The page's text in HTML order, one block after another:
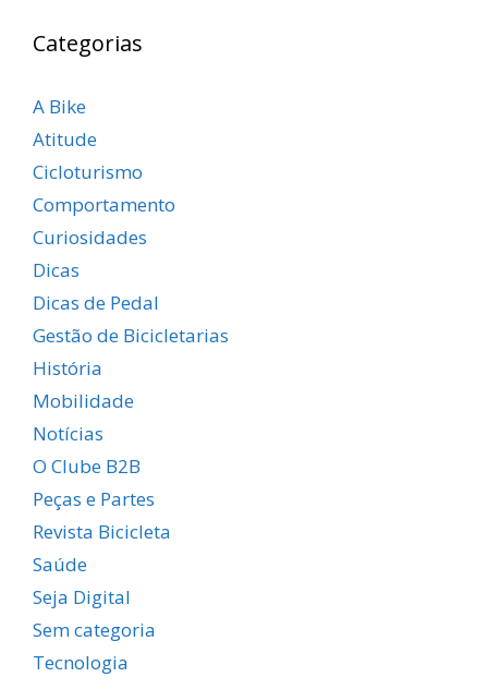
Categorias
A Bike
Atitude
Cicloturismo
Comportamento
Curiosidades
Dicas
Dicas de Pedal
Gestão de Bicicletarias
História
Mobilidade
Notícias
O Clube B2B
Peças e Partes
Revista Bicicleta
Saúde
Seja Digital
Sem categoria
Tecnologia